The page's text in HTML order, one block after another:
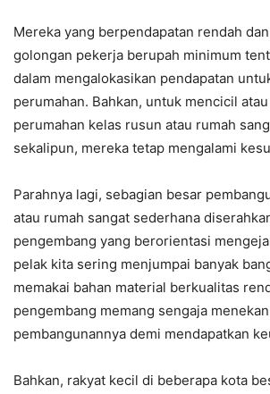
Mereka yang berpendapatan rendah
golongan pekerja berupah minimum
dalam mengalokasikan pendapatan
perumahan. Bahkan, untuk mencicil
perumahan kelas rusun atau rumah
sekalipun, mereka tetap mengalami
Parahnya lagi, sebagian besar
atau rumah sangat sederhana
pengembang yang berorientasi
pelak kita sering menjumpai banyak
memakai bahan material berkualitas
pengembang memang sengaja
pembangunannya demi mendapatkan
Bahkan, rakyat kecil di beberapa kota